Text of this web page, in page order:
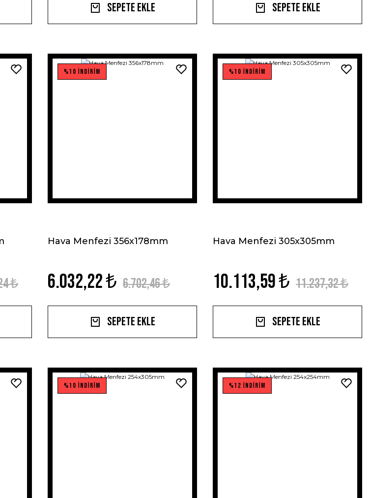
Sepete Ekle Sepete Ekle
₺
%10 İNDİRİM
Hava Menfezi 356x178mm
6.032,22 ₺ 6.702,46 ₺
Sepete Ekle
%10 İNDİRİM
Hava Menfezi 305x305mm
10.113,59 ₺ 11.237,32 ₺
Sepete Ekle
%10 İNDİRİM %12 İNDİRİM